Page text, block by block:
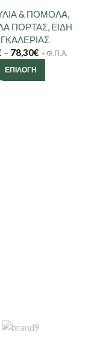
& ΠΟΜΟΛΑ,
ΠΟΡΤΑΣ, ΕΙΔΗ
– 78,30€ + Φ.Π.Α.
ΕΠΙΛΟΓΉ